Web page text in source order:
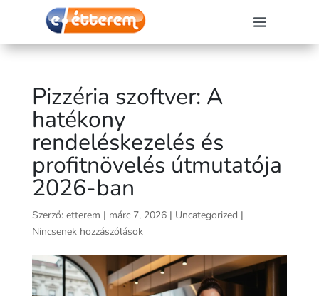
Pizzéria szoftver: A
hatékony
rendeléskezelés és
profitnövelés útmutatója
2026-ban
Szerző: etterem | márc 7, 2026| Uncategorized |
Nincsenek hozzászólások